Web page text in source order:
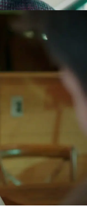
una
"Ha
fallando sus
la ha atendido.
es compatible
de
de los
Süsen busca
mía"
ese preciso
casa de los
por qué su
en un